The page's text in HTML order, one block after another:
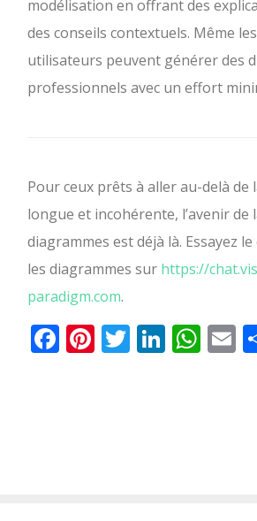
modélisation en offrant des
des conseils contextuels. Même
utilisateurs peuvent générer des
professionnels avec un effort
Pour ceux prêts à aller au-delà de
longue et incohérente, l’avenir de
diagrammes est déjà là. Essayez
les diagrammes sur https://
paradigm.com.
Facebook
Pinterest
Twitter